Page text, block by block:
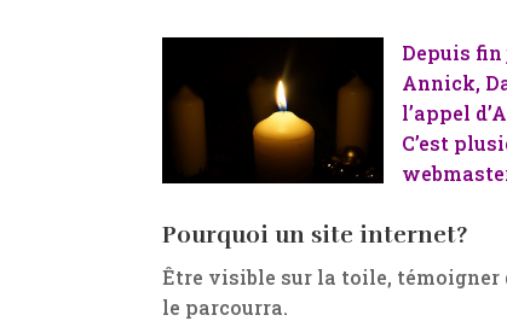
Depuis fin
Annick,
l’appel
C’est
Pourquoi un site internet?
Être visible sur la toile, témoigner
le parcourra.